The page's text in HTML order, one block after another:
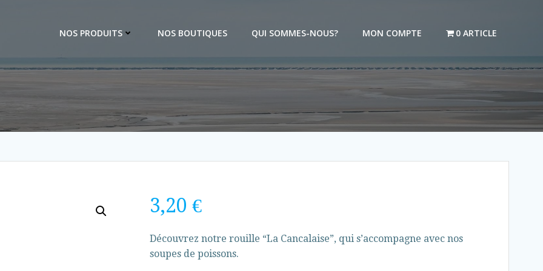
NOS PRODUITS NOS BOUTIQUES QUI SOMMES-NOUS? MON COMPTE 0 ARTICLE
3,20 €
Découvrez notre rouille “La Cancalaise”, qui s’accompagne avec nos
soupes de poissons.